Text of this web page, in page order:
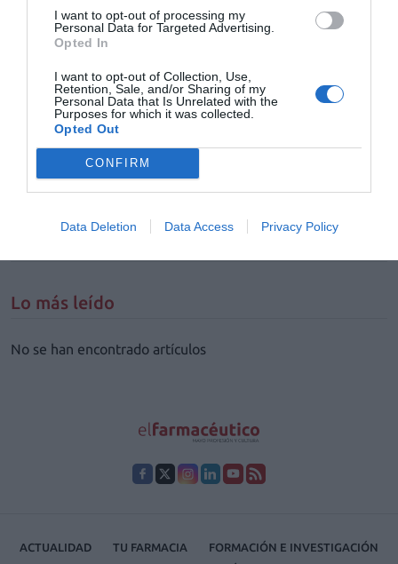
I want to opt-out of processing my
Personal Data for Targeted Advertising.
Opted In
I want to opt-out of Collection, Use,
Retention, Sale, and/or Sharing of my
Personal Data that Is Unrelated with the
Purposes for which it was collected.
Opted Out
CONFIRM
Data Deletion Data Access Privacy Policy
favorecer la implantación de los precios notificados».
de la patronal europea
Noticias y novedades Redacción
08/06/2011
El director general de FEDIFAR, Miguel Valdés, ha sido reelegido
vicepresidente del Groupement Internationale de la Répartition
Pharmaceutique (GIRP), la patronal que agrupa a más de 600 empresas
de distribución farmacéutica de gama completa y a las asociaciones
de toda Europa. La elección tuvo lugar en la Asamblea del GIRP, en el
marco de su Congreso Anual en Tallín (Estonia), que se clausuró ayer.
distribuyen cada año medicamentos por un valor de 100 billones de
Lo más leído
No se han encontrado artículos
ACTUALIDAD TU FARMACIA
FORMACIÓN E INVESTIGACIÓN